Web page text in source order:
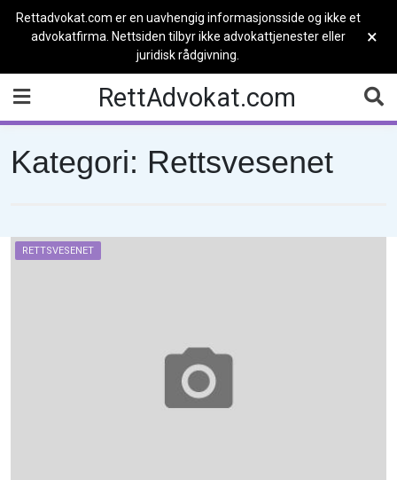
Rettadvokat.com er en uavhengig informasjonsside og ikke et
advokatfirma. Nettsiden tilbyr ikke advokattjenester eller
juridisk rådgivning.
×
content
RettAdvokat.com
Kategori: Rettsvesenet
RETTSVESENET